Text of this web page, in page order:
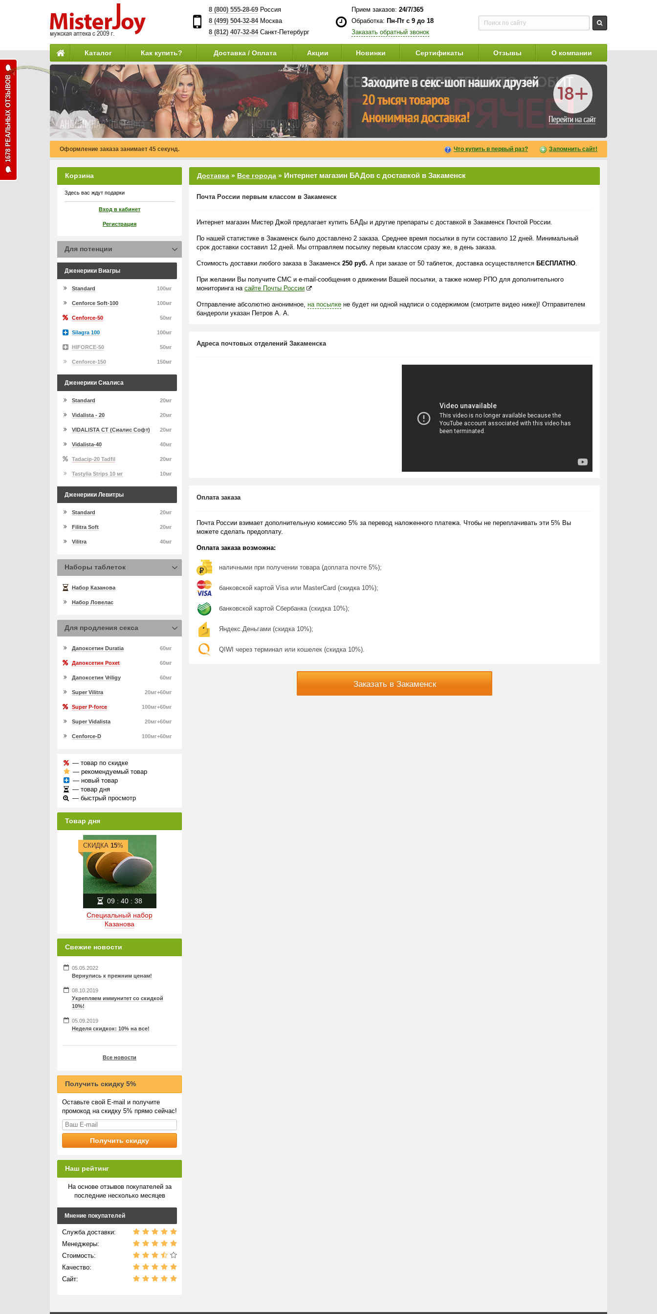
8 (800) 555-28-69Россия
8 (499) 504-32-84Москва
8 (812) 407-32-84 Санкт-Петербург
Прием заказов: 24/7/365
Обработка: Пн-Пт с 9 до 18
Заказать обратный звонок
Каталог Как купить? Доставка / Оплата Акции Новинки Сертификаты Отзывы О компании
Оформление заказа занимает 45 секунд. Что купить в первый раз? Запомнить сайт!
Доставка » Все города » Интернет магазин БАДов с доставкой в Закаменск
Почта России первым классом в Закаменск
Интернет магазин Мистер Джой предлагает купить БАДы и другие препараты с доставкой в Закаменск Почтой России.
По нашей статистике в Закаменск было доставлено 2 заказа. Среднее время посылки в пути составило 12 дней. Минимальный
срок доставки составил 12 дней. Мы отправляем посылку первым классом сразу же, в день заказа.
Стоимость доставки любого заказа в Закаменск 250 руб. А при заказе от 50 таблеток, доставка осуществляется БЕСПЛАТНО.
При желании Вы получите СМС и e-mail-сообщения о движении Вашей посылки, а также номер РПО для дополнительного
мониторинга на сайте Почты России
Отправление абсолютно анонимное, на посылке не будет ни одной надписи о содержимом (смотрите видео ниже)! Отправителем
бандероли указан Петров А. А.
Адреса почтовых отделений Закаменска
Оплата заказа
Почта России взимает дополнительную комиссию 5% за перевод наложенного платежа. Чтобы не переплачивать эти 5% Вы
можете сделать предоплату.
Оплата заказа возможна:
наличными при получении товара (доплата почте 5%);
банковской картой Visa или MasterCard (скидка 10%);
банковской картой Сбербанка (скидка 10%);
Яндекс.Деньгами (скидка 10%);
QIWI через терминал или кошелек (скидка 10%).
Заказать в Закаменск
Корзина
Здесь вас ждут подарки
Вход в кабинет
Регистрация
Для потенции
Дженерики Виагры
100мг
Standard
100мг
Cenforce Soft-100
50мг
Cenforce-50
100мг
Silagra 100
50мг
HIFORCE-50
150мг
Cenforce-150
Дженерики Сиалиса
20мг
Standard
20мг
Vidalista - 20
20мг
VIDALISTA CT (Сиалис Софт)
40мг
Vidalista-40
20мг
Tadacip-20 Tadfil
10мг
Tastylia Strips 10 мг
Дженерики Левитры
20мг
Standard
20мг
Filitra Soft
40мг
Vilitra
Наборы таблеток
Набор Казанова
Набор Ловелас
Для продления секса
60мг
Дапоксетин Duratia
60мг
Дапоксетин Poxet
60мг
Дапоксетин Vriligy
20мг+60мг
Super Vilitra
100мг+60мг
Super P-force
20мг+60мг
Super Vidalista
100мг+60мг
Cenforce-D
— товар по скидке
— рекомендуемый товар
— новый товар
— товар дня
— быстрый просмотр
Товар дня
Специальный набор
Казанова
СКИДКА 15%
09: 40: 37
Свежие новости
05.05.2022
Вернулись к прежним ценам!
08.10.2019
Укрепляем иммунитет со скидкой
10%!
05.09.2019
Неделя скидкок: 10% на все!
Все новости
Получить скидку 5%
Оставьте свой E-mail и получите
промокод на скидку 5% прямо сейчас!
Наш рейтинг
На основе отзывов покупателей за
последние несколько месяцев
Мнение покупателей
Служба доставки:
Менеджеры:
Стоимость:
Качество:
Сайт:
1678 РЕАЛЬНЫХ ОТЗЫВОВ